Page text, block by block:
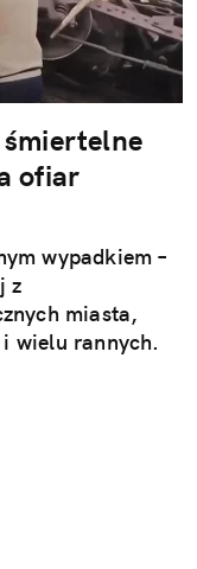
śmiertelne
ofiar
wypadkiem –
z
miasta,
wielu rannych.